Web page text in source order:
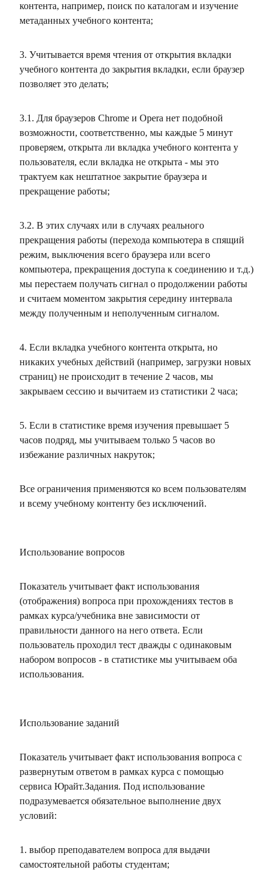
контента, например, поиск по каталогам и изучение
метаданных учебного контента;
3. Учитывается время чтения от открытия вкладки
учебного контента до закрытия вкладки, если браузер
позволяет это делать;
3.1. Для браузеров Chrome и Opera нет подобной
возможности, соответственно, мы каждые 5 минут
проверяем, открыта ли вкладка учебного контента у
пользователя, если вкладка не открыта - мы это
трактуем как нештатное закрытие браузера и
прекращение работы;
3.2. В этих случаях или в случаях реального
прекращения работы (перехода компьютера в спящий
режим, выключения всего браузера или всего
компьютера, прекращения доступа к соединению и т.д.)
мы перестаем получать сигнал о продолжении работы
и считаем моментом закрытия середину интервала
между полученным и неполученным сигналом.
4. Если вкладка учебного контента открыта, но
никаких учебных действий (например, загрузки новых
страниц) не происходит в течение 2 часов, мы
закрываем сессию и вычитаем из статистики 2 часа;
5. Если в статистике время изучения превышает 5
часов подряд, мы учитываем только 5 часов во
избежание различных накруток;
Все ограничения применяются ко всем пользователям
и всему учебному контенту без исключений.
Использование вопросов
Показатель учитывает факт использования
(отображения) вопроса при прохождениях тестов в
рамках курса/учебника вне зависимости от
правильности данного на него ответа. Если
пользователь проходил тест дважды с одинаковым
набором вопросов - в статистике мы учитываем оба
использования.
Использование заданий
Показатель учитывает факт использования вопроса с
развернутым ответом в рамках курса с помощью
сервиса Юрайт.Задания. Под использование
подразумевается обязательное выполнение двух
условий:
1. выбор преподавателем вопроса для выдачи
самостоятельной работы студентам;